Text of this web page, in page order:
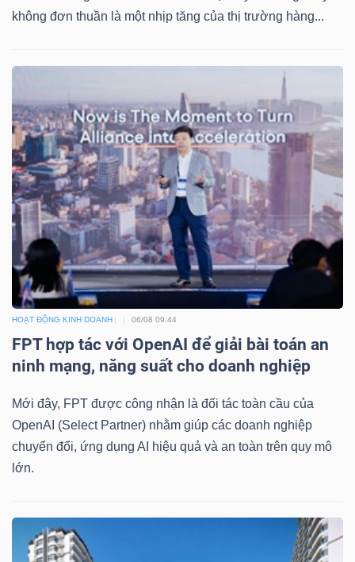
không đơn thuần là một nhịp tăng của thị trường hàng...
HOẠT ĐỘNG KINH DOANH 06/08 09:44
FPT hợp tác với OpenAI để giải bài toán an
ninh mạng, năng suất cho doanh nghiệp
Mới đây, FPT được công nhận là đối tác toàn cầu của
OpenAI (Select Partner) nhằm giúp các doanh nghiệp
chuyển đổi, ứng dụng AI hiệu quả và an toàn trên quy mô
lớn.
Dịch
Đào
tạo
Sách
tài
chính
cụ
đầu
tư
Truyền